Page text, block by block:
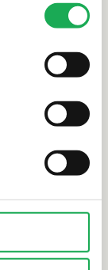
Hvit